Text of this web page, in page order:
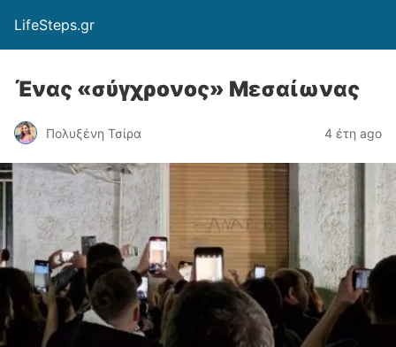
LifeSteps.gr
Ένας «σύγχρονος» Μεσαίωνας
Πολυξένη Τσίρα 4 έτη ago